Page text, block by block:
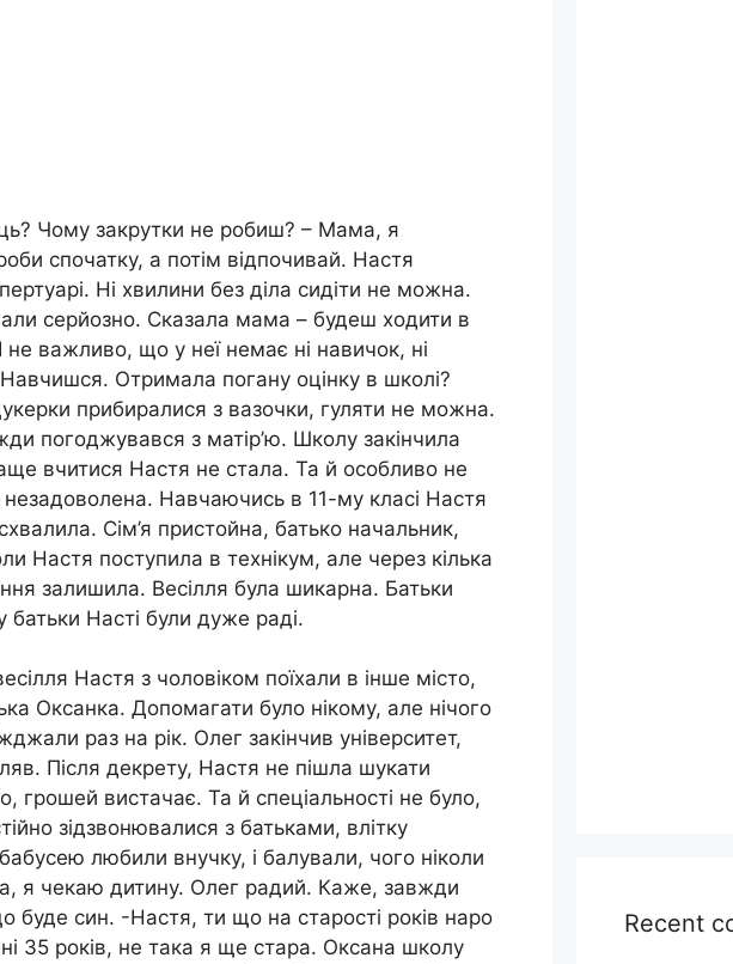
Чому закрутки не робиш? – Мама, я
спочатку, а потім відпочивай. Настя
Ні хвилини без діла сидіти не можна.
серйозно. Сказала мама – будеш ходити в
важливо, що у неї немає ні навичок, ні
Отримала погану оцінку в школі?
прибиралися з вазочки, гуляти не можна.
погоджувався з матір’ю. Школу закінчила
вчитися Настя не стала. Та й особливо не
Навчаючись в 11-му класі Настя
Сім’я пристойна, батько начальник,
Настя поступила в технікум, але через кілька
залишила. Весілля була шикарна. Батьки
Насті були дуже раді.
Настя з чоловіком поїхали в інше місто,
Оксанка. Допомагати було нікому, але нічого
раз на рік. Олег закінчив університет,
Після декрету, Настя не пішла шукати
грошей вистачає. Та й спеціальності не було,
зідзвонювалися з батьками, влітку
любили внучку, і балували, чого ніколи
я чекаю дитину. Олег радий. Каже, завжди
буде син. -Настя, ти що на старості років наро
35 років, не така я ще стара. Оксана школу
Recent